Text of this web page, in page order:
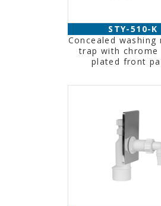
STY-510-K
Concealed washing
trap with chrome
plated front